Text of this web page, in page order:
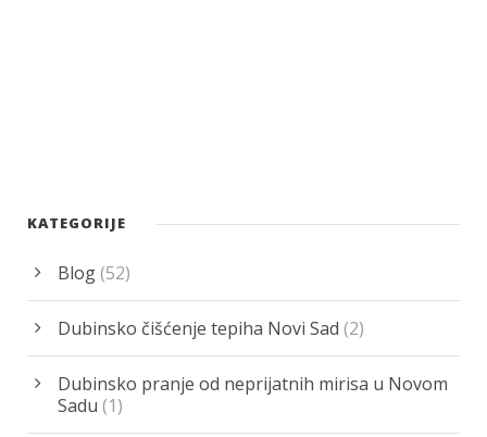
KATEGORIJE
Blog(52)
Dubinsko čišćenje tepiha Novi Sad (2)
Dubinsko pranje od neprijatnih mirisa u Novom
Sadu (1)